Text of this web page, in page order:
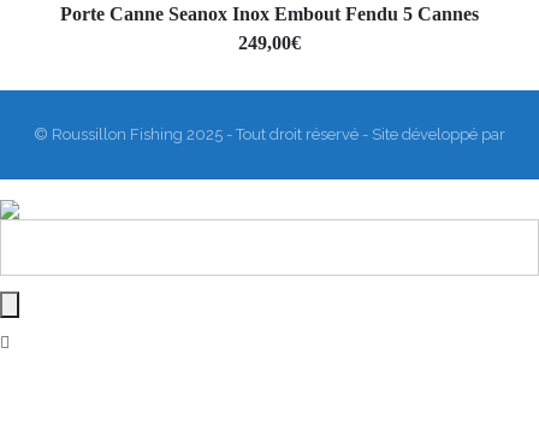
Porte Canne Seanox Inox Embout Fendu 5 Cannes
249,00€
© Roussillon Fishing 2025 - Tout droit réservé - Site développé par
Matthieu Sanogho&Rodmaps